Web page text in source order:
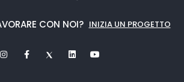
CON NOI? INIZIA UN PROGETTO